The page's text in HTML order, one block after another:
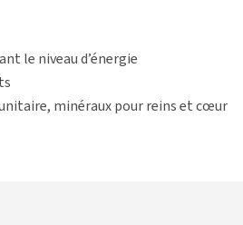
le niveau d’énergie
minéraux pour reins et cœur